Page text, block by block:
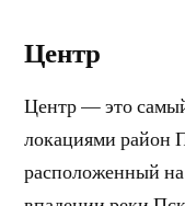
Центр
Центр — это
локациями район
расположенный